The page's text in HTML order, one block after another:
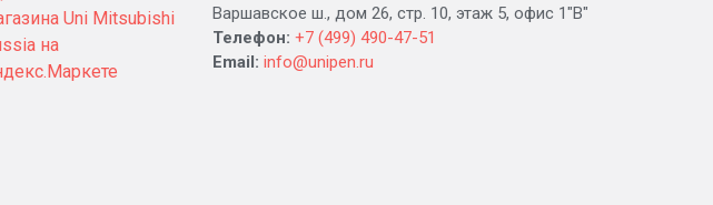
Варшавское ш., дом 26, стр. 10, этаж 5, офис 1"В"
Телефон: +7 (499) 490-47-51
Email: info@unipen.ru